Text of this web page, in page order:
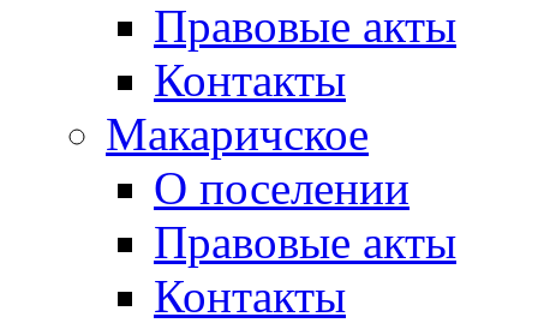
Правовые акты
Контакты
Макаричское
О поселении
Правовые акты
Контакты